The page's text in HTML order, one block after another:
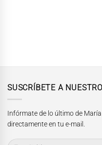
SUSCRÍBETE A
Infórmate de lo último de
directamente en tu e-mail.